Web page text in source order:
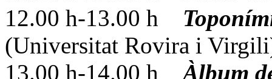
12.00 h-13.00 h
(Universitat Rovira i
13.00 h-14.00 hÀlbum